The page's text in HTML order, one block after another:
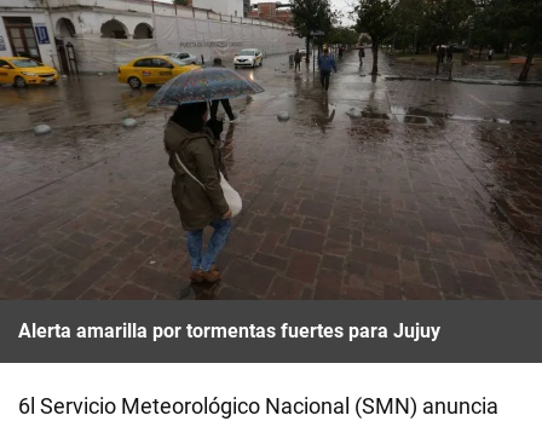
Alerta amarilla por tormentas fuertes para Jujuy
6l Servicio Meteorológico Nacional (SMN) anuncia